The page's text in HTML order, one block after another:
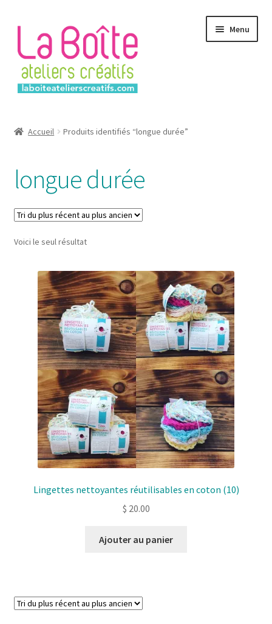
la
navigation
contenu
Menu
Login
Password Reset
Register
Solde de la carte-cadeau
Boutique en ligne
Panier
Politique de confidentialité
Validation de la commande
Contact
Accueil Produits identifiés “longue durée”
longue durée
Voici le seul résultat
Lingettes nettoyantes réutilisables en coton (10)
$ 20.00
Ajouter au panier